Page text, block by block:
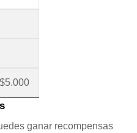
ganar recompensas